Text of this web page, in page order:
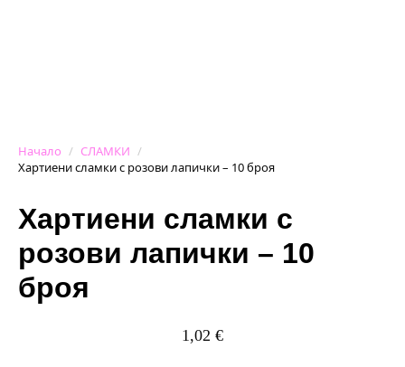
Начало
СЛАМКИ
Хартиени сламки с розови лапички – 10 броя
Хартиени сламки с
розови лапички – 10
броя
1,02 €